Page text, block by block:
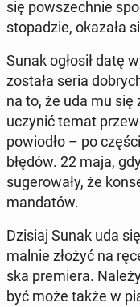
się po­wszech­nie
sto­pa­dzie, okazała
Sunak ogłosił datę
została seria
na to, że uda mu się
uczynić temat
po­wio­dło – po
błędów. 22 maja,
su­ge­ro­wa­ły, że
man­da­tów.
Dzisiaj Sunak uda
mal­nie złożyć na
ska pre­mie­ra.
być może także w